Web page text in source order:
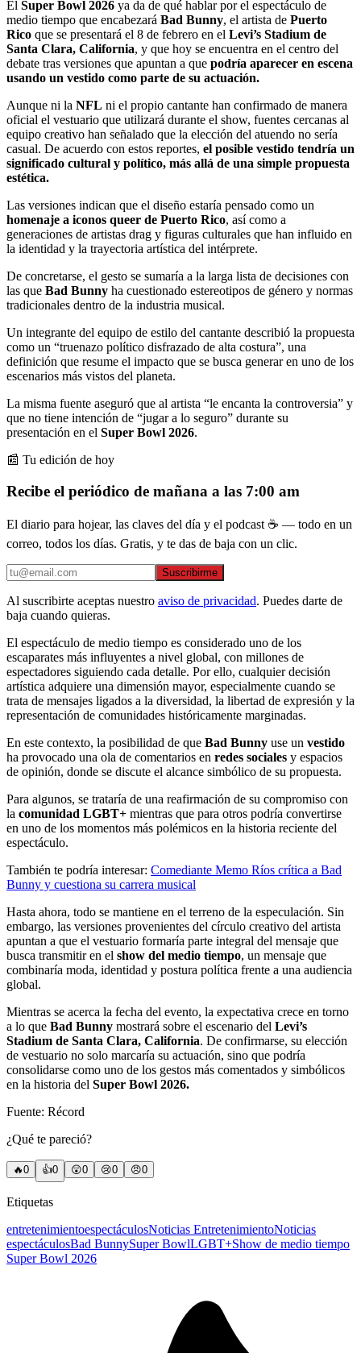
El Super Bowl 2026 ya da de qué hablar por el espectáculo de
medio tiempo que encabezará Bad Bunny, el artista de Puerto
Rico que se presentará el 8 de febrero en el Levi’s Stadium de
Santa Clara, California, y que hoy se encuentra en el centro del
debate tras versiones que apuntan a que podría aparecer en escena
usando un vestido como parte de su actuación.
Aunque ni la NFL ni el propio cantante han confirmado de manera
oficial el vestuario que utilizará durante el show, fuentes cercanas al
equipo creativo han señalado que la elección del atuendo no sería
casual. De acuerdo con estos reportes, el posible vestido tendría un
significado cultural y político, más allá de una simple propuesta
estética.
Las versiones indican que el diseño estaría pensado como un
homenaje a iconos queer de Puerto Rico, así como a
generaciones de artistas drag y figuras culturales que han influido en
la identidad y la trayectoria artística del intérprete.
De concretarse, el gesto se sumaría a la larga lista de decisiones con
las que Bad Bunny ha cuestionado estereotipos de género y normas
tradicionales dentro de la industria musical.
Un integrante del equipo de estilo del cantante describió la propuesta
como un “truenazo político disfrazado de alta costura”, una
definición que resume el impacto que se busca generar en uno de los
escenarios más vistos del planeta.
La misma fuente aseguró que al artista “le encanta la controversia” y
que no tiene intención de “jugar a lo seguro” durante su
presentación en el Super Bowl 2026.
📰 Tu edición de hoy
Recibe el periódico de mañana a las 7:00 am
El diario para hojear, las claves del día y el podcast ☕ — todo en un
correo, todos los días. Gratis, y te das de baja con un clic.
Suscribirme
Al suscribirte aceptas nuestro aviso de privacidad. Puedes darte de
baja cuando quieras.
El espectáculo de medio tiempo es considerado uno de los
escaparates más influyentes a nivel global, con millones de
espectadores siguiendo cada detalle. Por ello, cualquier decisión
artística adquiere una dimensión mayor, especialmente cuando se
trata de mensajes ligados a la diversidad, la libertad de expresión y la
representación de comunidades históricamente marginadas.
En este contexto, la posibilidad de que Bad Bunny use un vestido
ha provocado una ola de comentarios en redes sociales y espacios
de opinión, donde se discute el alcance simbólico de su propuesta.
Para algunos, se trataría de una reafirmación de su compromiso con
la comunidad LGBT+ mientras que para otros podría convertirse
en uno de los momentos más polémicos en la historia reciente del
espectáculo.
También te podría interesar: Comediante Memo Ríos crítica a Bad
Bunny y cuestiona su carrera musical
Hasta ahora, todo se mantiene en el terreno de la especulación. Sin
embargo, las versiones provenientes del círculo creativo del artista
apuntan a que el vestuario formaría parte integral del mensaje que
busca transmitir en el show del medio tiempo, un mensaje que
combinaría moda, identidad y postura política frente a una audiencia
global.
Mientras se acerca la fecha del evento, la expectativa crece en torno
a lo que Bad Bunny mostrará sobre el escenario del Levi’s
Stadium de Santa Clara, California. De confirmarse, su elección
de vestuario no solo marcaría su actuación, sino que podría
consolidarse como uno de los gestos más comentados y simbólicos
en la historia del Super Bowl 2026.
Fuente: Récord
¿Qué te pareció?
🔥0 👍0 😲0 😢0 😠0
Etiquetas
entretenimientoespectáculosNoticias EntretenimientoNoticias
espectáculosBad BunnySuper BowlLGBT+Show de medio tiempo
Super Bowl 2026